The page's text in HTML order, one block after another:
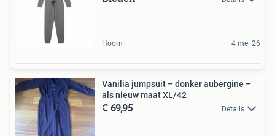
Hoorn 4 mei 26
Vanilia jumpsuit – donker aubergine –
als nieuw maat XL/42
€ 69,95 Details